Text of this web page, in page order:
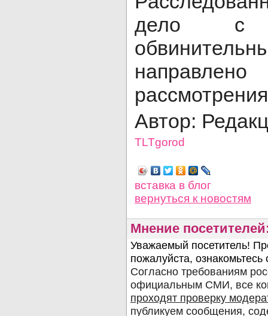
дело с
Автор:
TLTgorod
вставка в блог
вернуться к новостям
Мнение